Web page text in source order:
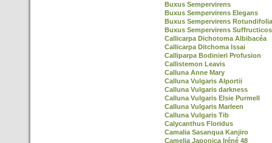
Buxus Sempervirens
Buxus Sempervirens Elegans
Buxus Sempervirens Rotundifolia
Buxus Sempervirens
Callicarpa Dichotoma Albibacéa
Callicarpa Ditchoma Issai
Calliparpa Bodinieri Profusion
Callistemon Leavis
Calluna Anne Mary
Calluna Vulgaris Alportii
Calluna Vulgaris darkness
Calluna Vulgaris Elsie Purmell
Calluna Vulgaris Marleen
Calluna Vulgaris Tib
Calycanthus Floridus
Camalia Sasanqua Kanjiro
Camelia Japonica Iréné 48